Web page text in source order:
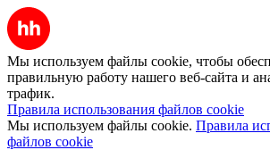
Мы используем файлы cookie, чтобы
правильную работу нашего веб-сайта и
трафик.
Правила использования файлов cookie
Мы используем файлы cookie. Правила
файлов cookie